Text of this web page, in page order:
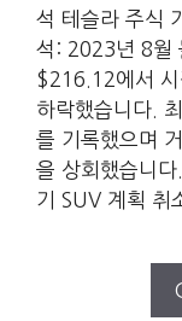
석 테슬라 주식
석: 2023년 8월
$216.12에서
하락했습니다.
를 기록했으며
을 상회했습니
기 SUV 계획 취